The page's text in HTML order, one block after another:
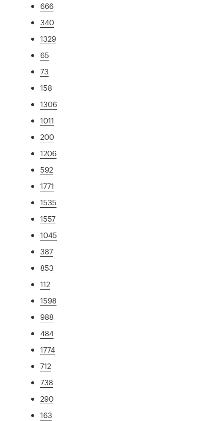
666
340
1329
65
73
158
1306
1011
200
1206
592
1771
1535
1557
1045
387
853
112
1598
988
484
1774
712
738
290
163